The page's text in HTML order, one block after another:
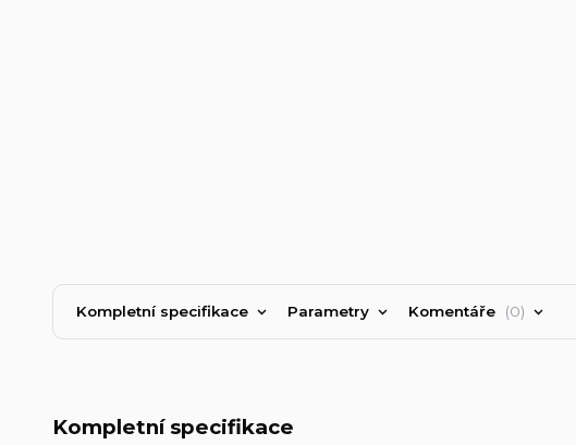
Kompletní specifikace Parametry Komentáře 0
Kompletní specifikace